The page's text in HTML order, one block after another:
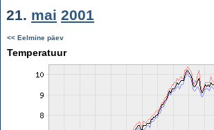
21. mai 2001
<< Eelmine päev
Temperatuur